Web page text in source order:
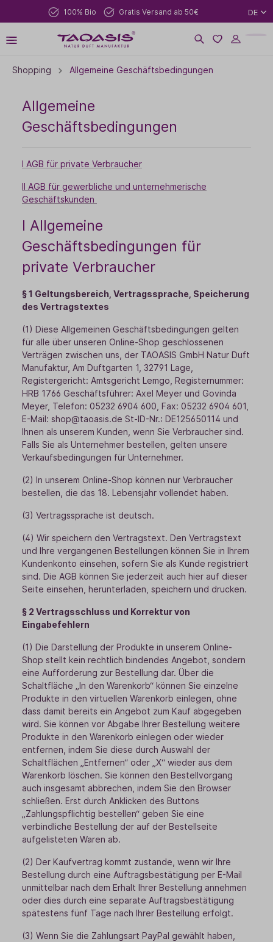
100% Bio Gratis Versand ab 50€ DE
Shopping Allgemeine Geschäftsbedingungen
Allgemeine
Geschäftsbedingungen
I AGB für private Verbraucher
II AGB für gewerbliche und unternehmerische
Geschäftskunden
I Allgemeine
Geschäftsbedingungen für
private Verbraucher
§ 1 Geltungsbereich, Vertragssprache, Speicherung
des Vertragstextes
(1) Diese Allgemeinen Geschäftsbedingungen gelten
für alle über unseren Online-Shop geschlossenen
Verträgen zwischen uns, der TAOASIS GmbH Natur Duft
Manufaktur, Am Duftgarten 1, 32791 Lage,
Registergericht: Amtsgericht Lemgo, Registernummer:
HRB 1766 Geschäftsführer: Axel Meyer und Govinda
Meyer, Telefon: 05232 6904 600, Fax: 05232 6904 601,
E-Mail: shop@taoasis.de St-ID-Nr.: DE125650114 und
Ihnen als unserem Kunden, wenn Sie Verbraucher sind.
Falls Sie als Unternehmer bestellen, gelten unsere
Verkaufsbedingungen für Unternehmer.
(2) In unserem Online-Shop können nur Verbraucher
bestellen, die das 18. Lebensjahr vollendet haben.
(3) Vertragssprache ist deutsch.
(4) Wir speichern den Vertragstext. Den Vertragstext
und Ihre vergangenen Bestellungen können Sie in Ihrem
Kundenkonto einsehen, sofern Sie als Kunde registriert
sind. Die AGB können Sie jederzeit auch hier auf dieser
Seite einsehen, herunterladen, speichern und drucken.
§ 2 Vertragsschluss und Korrektur von
Eingabefehlern
(1) Die Darstellung der Produkte in unserem Online-
Shop stellt kein rechtlich bindendes Angebot, sondern
eine Aufforderung zur Bestellung dar. Über die
Schaltfläche „In den Warenkorb“ können Sie einzelne
Produkte in den virtuellen Warenkorb einlegen, ohne
dass damit bereits ein Angebot zum Kauf abgegeben
wird. Sie können vor Abgabe Ihrer Bestellung weitere
Produkte in den Warenkorb einlegen oder wieder
entfernen, indem Sie diese durch Auswahl der
Schaltflächen „Entfernen“ oder „X“ wieder aus dem
Warenkorb löschen. Sie können den Bestellvorgang
auch insgesamt abbrechen, indem Sie den Browser
schließen. Erst durch Anklicken des Buttons
„Zahlungspflichtig bestellen“ geben Sie eine
verbindliche Bestellung der auf der Bestellseite
aufgelisteten Waren ab.
(2) Der Kaufvertrag kommt zustande, wenn wir Ihre
Bestellung durch eine Auftragsbestätigung per E-Mail
unmittelbar nach dem Erhalt Ihrer Bestellung annehmen
oder dies durch eine separate Auftragsbestätigung
spätestens fünf Tage nach Ihrer Bestellung erfolgt.
(3) Wenn Sie die Zahlungsart PayPal gewählt haben,